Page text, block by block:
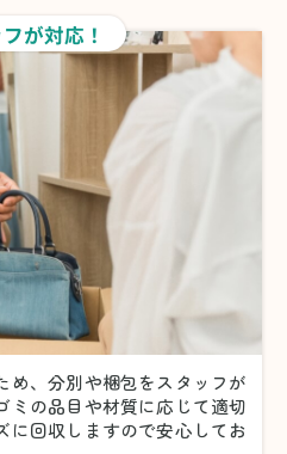
が対応！
め、分別や梱包をスタッフが
ミの品目や材質に応じて適切
に回収しますので安心してお